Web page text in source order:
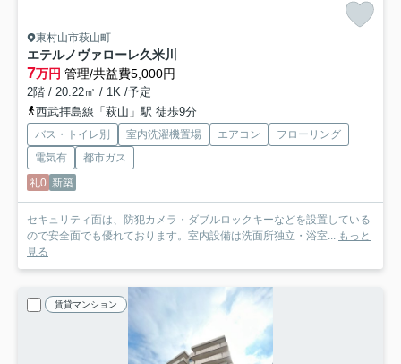
東村山市萩山町
エテルノヴァローレ久米川
7万円 管理/共益費5,000円
2階 / 20.22㎡ / 1K /予定
西武拝島線「萩山」駅 徒歩9分
バス・トイレ別 室内洗濯機置場 エアコン
フローリング
電気有
都市ガス
礼0 新築
セキュリティ面は、防犯カメラ・ダブルロックキーなどを設置している
ので安全面でも優れております。室内設備は洗面所独立・浴室...
もっと
見る
賃貸マンション